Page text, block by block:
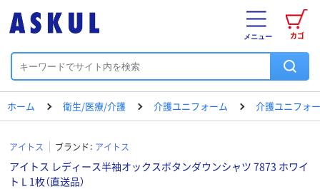
カゴ
メニュー
ホーム 衛生/医療/介護 介護ユニフォーム 介護ユニフォー
アイトス ブランド： アイトス
アイトス レディース半袖オックスボタンダウンシャツ 7873 ホワイ
ト L 1枚（直送品）